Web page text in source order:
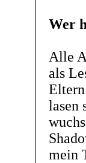
Wer
Alle
als
lasen
mein